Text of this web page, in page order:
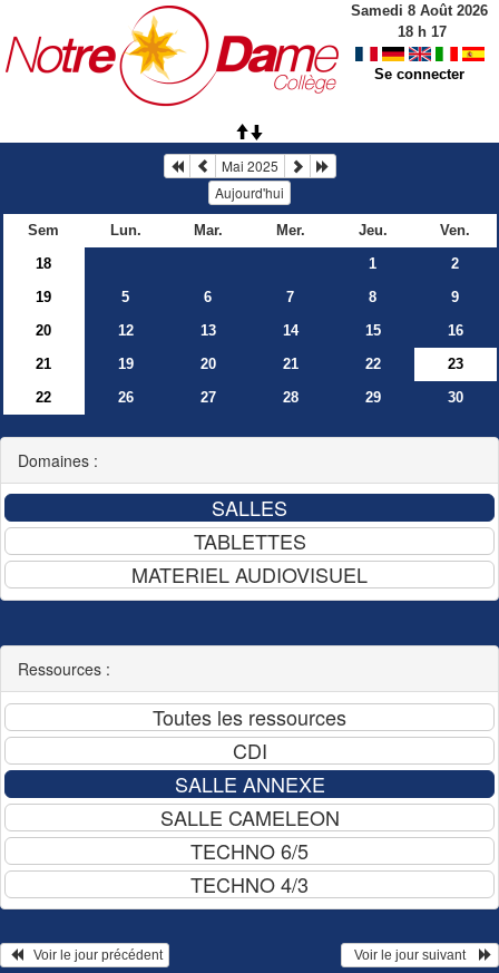
Samedi 8 Août 2026
18h 17
Se connecter
Mai 2025
Aujourd'hui
Sem Lun. Mar. Mer. Jeu.
Ven.
18
1
2
19
5 6 7 8
9
20
12 13 14 15
16
21
19 20 21 22
23
22
26 27 28 29 30
Domaines :
Ressources :
   Voir le jour précédent
  Voir le jour suivant